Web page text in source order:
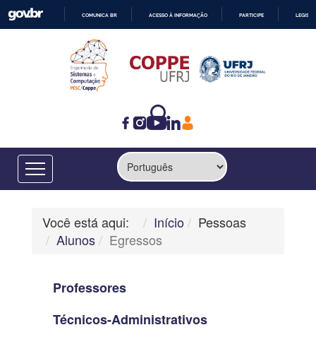
CONTEÚDO
COMUNICA BR ACESSO À INFORMAÇÃO PARTICIPE
Você está aqui: Início
Pessoas
Alunos
Egressos
Professores
Técnicos-Administrativos